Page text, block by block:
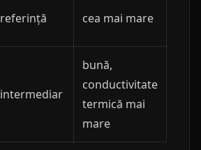
referință cea mai mare
intermediar
bună,
conductivitate
termică mai
mare